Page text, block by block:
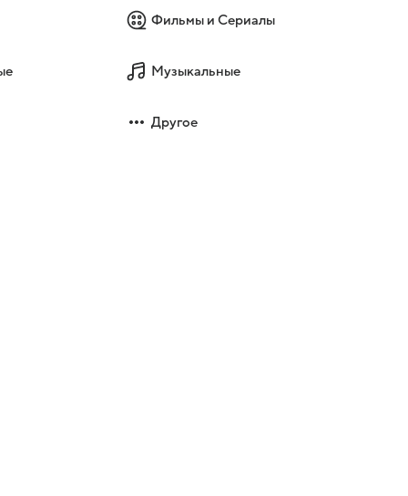
Фильмы и Сериалы
Музыкальные
Другое